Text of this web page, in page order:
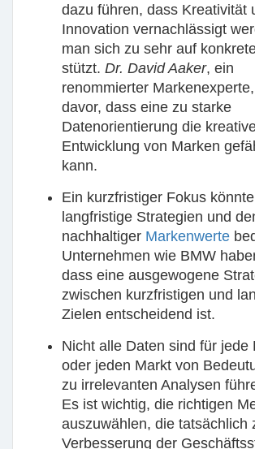
dazu führen, dass Kreativität
Innovation vernachlässigt
man sich zu sehr auf
stützt. Dr. David Aaker, ein
renommierter
davor, dass eine zu starke
Datenorientierung die
Entwicklung von Marken
kann.
Ein kurzfristiger Fokus könnte
langfristige Strategien und
nachhaltiger Markenwerte
Unternehmen wie BMW
dass eine ausgewogene
zwischen kurzfristigen und
Zielen entscheidend ist.
Nicht alle Daten sind für jede
oder jeden Markt von
zu irrelevanten Analysen
Es ist wichtig, die richtigen
auszuwählen, die tatsächlich
Verbesserung der